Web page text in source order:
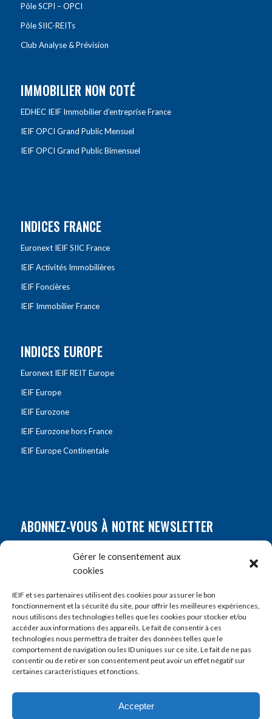
Gérer le consentement aux
cookies
IEIF et ses partenaires utilisent des cookies pour assurer le bon
fonctionnement et la sécurité du site, pour offrir les meilleures expériences,
nous utilisons des technologies telles que les cookies pour stocker et/ou
accéder aux informations des appareils. Le fait de consentir à ces
technologies nous permettra de traiter des données telles que le
comportement de navigation ou les ID uniques sur ce site. Le fait de ne pas
consentir ou de retirer son consentement peut avoir un effet négatif sur
certaines caractéristiques et fonctions.
Accepter
Pôle SCPI – OPCI
Pôle SIIC-REITs
Club Analyse & Prévision
IMMOBILIER NON COTÉ
EDHEC IEIF Immobilier d’entreprise France
IEIF OPCI Grand Public Mensuel
IEIF OPCI Grand Public Bimensuel
INDICES FRANCE
Euronext IEIF SIIC France
IEIF Activités Immobilières
IEIF Foncières
IEIF Immobilier France
INDICES EUROPE
Euronext IEIF REIT Europe
IEIF Europe
IEIF Eurozone
IEIF Eurozone hors France
IEIF Europe Continentale
ABONNEZ-VOUS À NOTRE NEWSLETTER
Prénom*
E-mail*